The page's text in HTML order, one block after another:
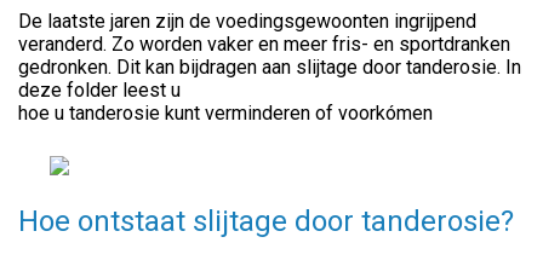
De laatste jaren zijn de voedingsgewoonten ingrijpend
veranderd. Zo worden vaker en meer fris- en sportdranken
gedronken. Dit kan bijdragen aan slijtage door tanderosie. In
deze folder leest u
hoe u tanderosie kunt verminderen of voorkómen
Hoe ontstaat slijtage door tanderosie?